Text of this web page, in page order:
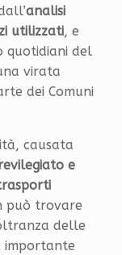
analisi
utilizzati, e
quotidiani del
virata
dei Comuni
causata
e
può trovare
delle
importante